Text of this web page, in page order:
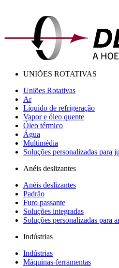
UNIÕES ROTATIVAS
Uniões Rotativas
Ar
Líquido de refrigeração
Vapor e óleo quente
Óleo térmico
Água
Multimédia
Soluções personalizadas para
Anéis deslizantes
Anéis deslizantes
Padrão
Furo passante
Soluções integradas
Soluções personalizadas para
Indústrias
Indústrias
Máquinas-ferramentas